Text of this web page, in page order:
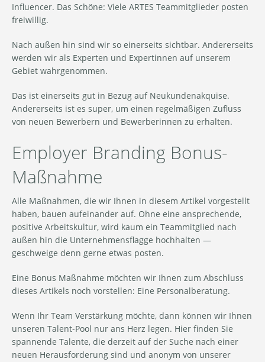
Influencer. Das Schöne: Viele ARTES Teammitglieder posten
freiwillig.
Nach außen hin sind wir so einerseits sichtbar. Andererseits
werden wir als Experten und Expertinnen auf unserem
Gebiet wahrgenommen.
Das ist einerseits gut in Bezug auf Neukundenakquise.
Andererseits ist es super, um einen regelmäßigen Zufluss
von neuen Bewerbern und Bewerberinnen zu erhalten.
Employer Branding Bonus-
Maßnahme
Alle Maßnahmen, die wir Ihnen in diesem Artikel vorgestellt
haben, bauen aufeinander auf. Ohne eine ansprechende,
positive Arbeitskultur, wird kaum ein Teammitglied nach
außen hin die Unternehmensflagge hochhalten —
geschweige denn gerne etwas posten.
Eine Bonus Maßnahme möchten wir Ihnen zum Abschluss
dieses Artikels noch vorstellen: Eine Personalberatung.
Wenn Ihr Team Verstärkung möchte, dann können wir Ihnen
unseren Talent-Pool nur ans Herz legen. Hier finden Sie
spannende Talente, die derzeit auf der Suche nach einer
neuen Herausforderung sind und anonym von unserer